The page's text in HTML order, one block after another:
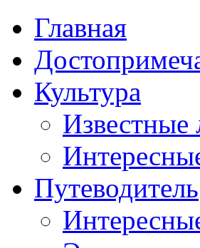
Главная
Культура
Известные
Путеводитель